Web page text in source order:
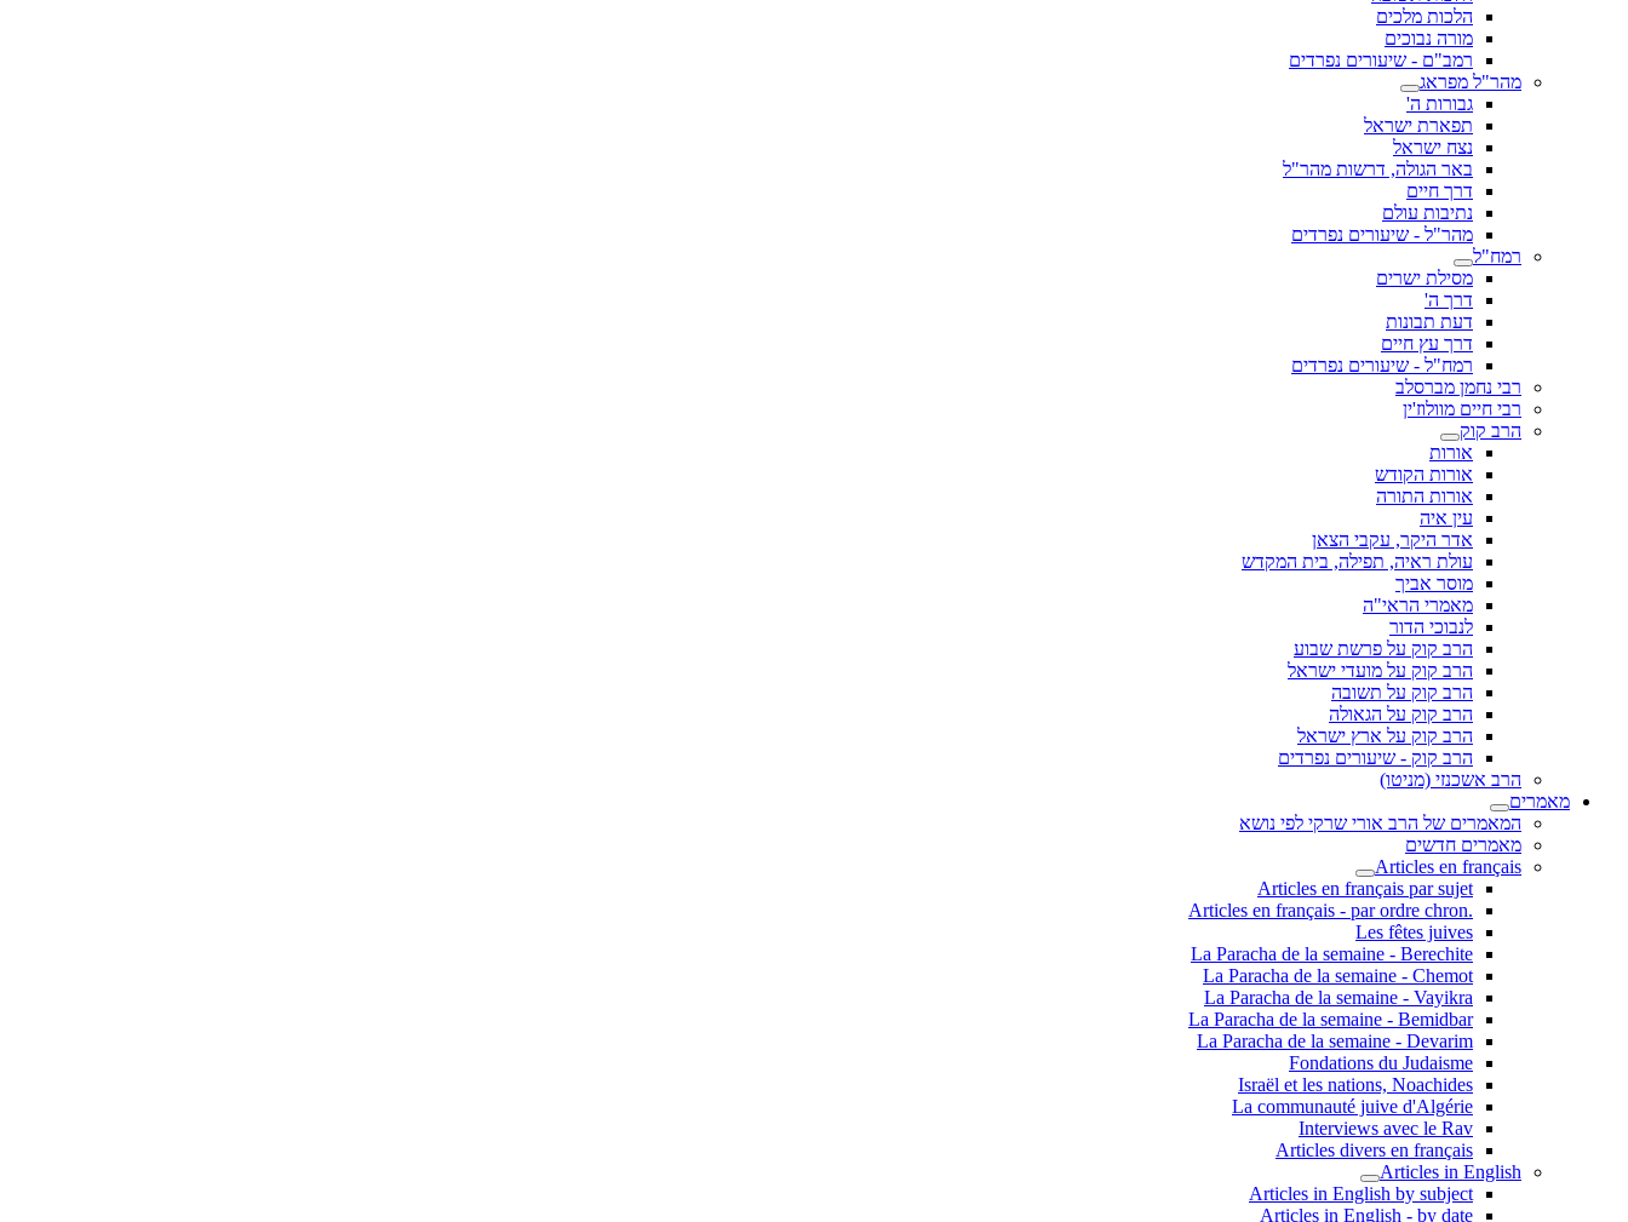
הלכות מלכים
מורה נבוכים
רמב"ם - שיעורים נפרדים
מהר"ל מפראג
גבורות ה'
תפארת ישראל
נצח ישראל
באר הגולה, דרשות מהר"ל
דרך חיים
נתיבות עולם
מהר"ל - שיעורים נפרדים
רמח"ל
מסילת ישרים
דרך ה'
דעת תבונות
דרך עץ חיים
רמח"ל - שיעורים נפרדים
רבי נחמן מברסלב
רבי חיים מוולוז'ין
הרב קוק
אורות
אורות הקודש
אורות התורה
עין איה
אדר היקר, עקבי הצאן
עולת ראיה, תפילה, בית המקדש
מוסר אביך
מאמרי הראי"ה
לנבוכי הדור
הרב קוק על פרשת שבוע
הרב קוק על מועדי ישראל
הרב קוק על תשובה
הרב קוק על הגאולה
הרב קוק על ארץ ישראל
הרב קוק - שיעורים נפרדים
הרב אשכנזי (מניטו)
מאמרים
המאמרים של הרב אורי שרקי לפי נושא
מאמרים חדשים
Articles en français
Articles en français par sujet
.Articles en français - par ordre chron
Les fêtes juives
La Paracha de la semaine - Berechite
La Paracha de la semaine - Chemot
La Paracha de la semaine - Vayikra
La Paracha de la semaine - Bemidbar
La Paracha de la semaine - Devarim
Fondations du Judaisme
Israël et les nations, Noachides
La communauté juive d'Algérie
Interviews avec le Rav
Articles divers en français
Articles in English
Articles in English by subject
Articles in English - by date